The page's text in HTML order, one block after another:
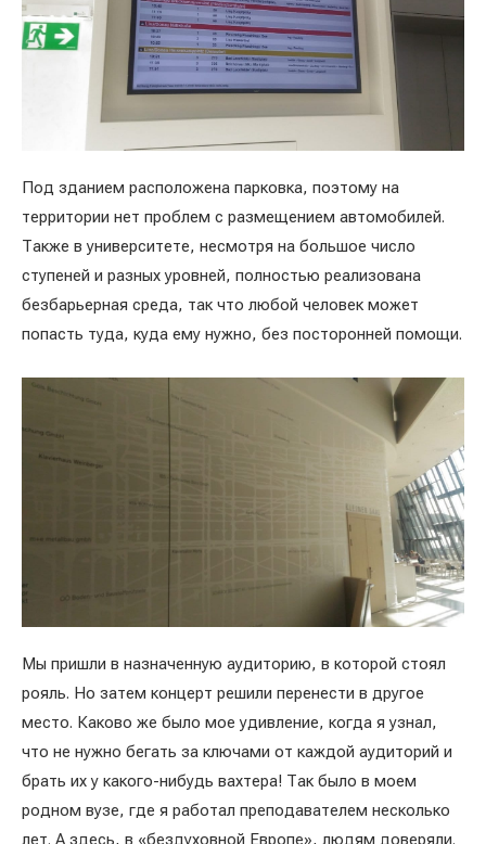
Под зданием расположена парковка, поэтому на
территории нет проблем с размещением автомобилей.
Также в университете, несмотря на большое число
ступеней и разных уровней, полностью реализована
безбарьерная среда, так что любой человек может
попасть туда, куда ему нужно, без посторонней помощи.
Мы пришли в назначенную аудиторию, в которой стоял
рояль. Но затем концерт решили перенести в другое
место. Каково же было мое удивление, когда я узнал,
что не нужно бегать за ключами от каждой аудиторий и
брать их у какого-нибудь вахтера! Так было в моем
родном вузе, где я работал преподавателем несколько
лет. А здесь, в «бездуховной Европе», людям доверяли.